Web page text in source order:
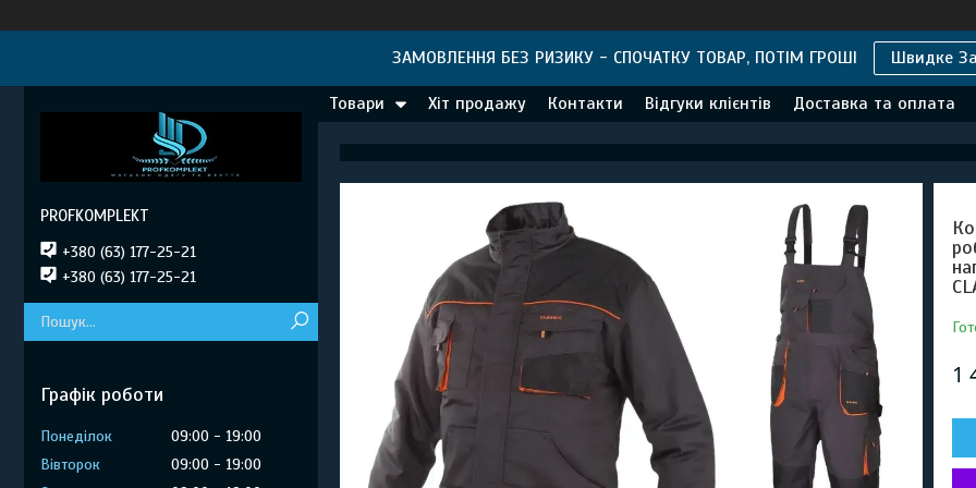
ЗАМОВЛЕННЯ БЕЗ РИЗИКУ - СПОЧАТКУ ТОВАР, ПОТІМ ГРОШІ Швидке
Товари Хіт продажу Контакти Відгуки клієнтів Доставка та оплата
1
PROFKOMPLEKT
+380 (63) 177-25-21
+380 (63) 177-25-21
Графік роботи
Понеділок 09:00
19:00
Вівторок
09:00
19:00